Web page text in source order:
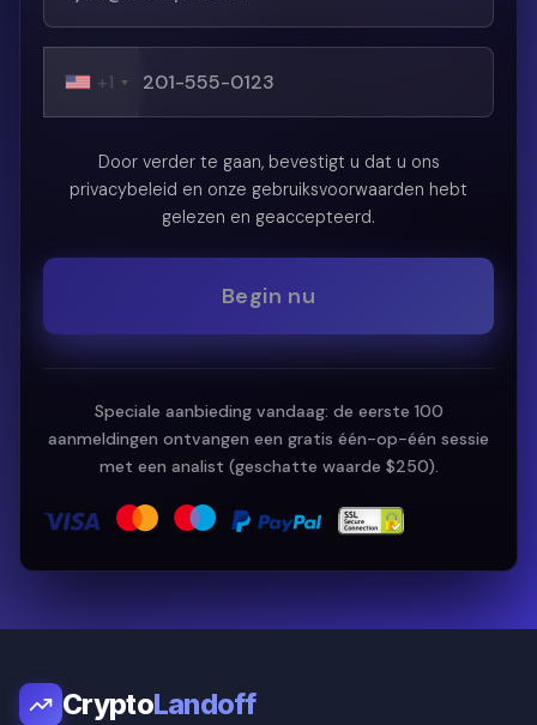
+1
Door verder te gaan, bevestigt u dat u ons
privacybeleid en onze gebruiksvoorwaarden hebt
gelezen en geaccepteerd.
Begin nu
Speciale aanbieding vandaag: de eerste 100
aanmeldingen ontvangen een gratis één-op-één sessie
met een analist (geschatte waarde $250).
CryptoLandoff